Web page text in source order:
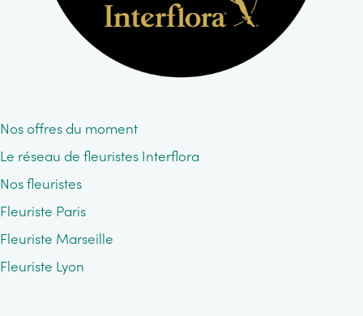
Nos offres du moment
Le réseau de fleuristes Interflora
Nos fleuristes
Fleuriste Paris
Fleuriste Marseille
Fleuriste Lyon